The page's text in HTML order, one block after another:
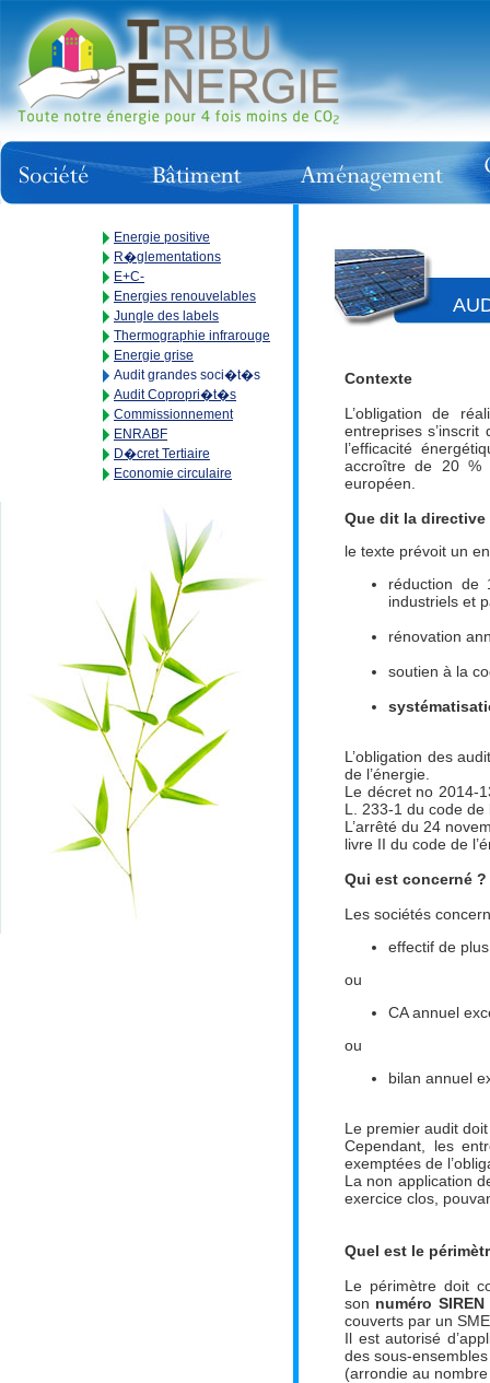
Energie positive
R�glementations
E+C-
Energies renouvelables
Jungle des labels
Thermographie infrarouge
Energie grise
Audit grandes soci�t�s
Audit Copropri�t�s
Commissionnement
ENRABF
D�cret Tertiaire
Economie circulaire
Contexte
L’obligation de
entreprises
l’efficacité
accroître de 20 %
européen.
Que dit la directive
le texte prévoit un
réduction de
industriels et
rénovation
soutien à la
L’obligation des
de l’énergie.
Le décret no 2014-
L. 233-1 du code de
L’arrêté du 24
livre II du code de
Qui est concerné ?
Les sociétés
effectif de
ou
CA annuel
ou
bilan annuel
Le premier audit
Cependant, les
exemptées de
La non application
exercice clos,
Quel est le
Le périmètre doit
son numéro SIREN
couverts par un
Il est autorisé
des sous-
(arrondie au